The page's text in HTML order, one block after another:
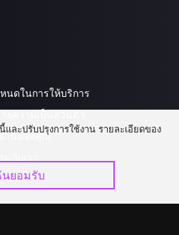
นดในการให้บริการ
านของคุณ
และปรับปรุงการใช้งาน รายละเอียดของ
ยอมรับ